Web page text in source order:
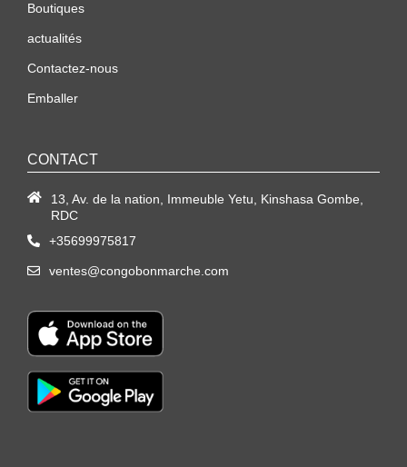
Boutiques
actualités
Contactez-nous
Emballer
CONTACT
13, Av. de la nation, Immeuble Yetu, Kinshasa Gombe,
RDC
+35699975817
ventes@congobonmarche.com